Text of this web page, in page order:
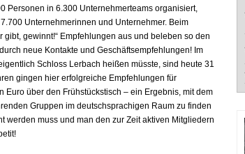
Personen in 6.300 Unternehmerteams organisiert,
Unternehmerinnen und Unternehmer. Beim
gibt, gewinnt!“ Empfehlungen aus und beleben so den
neue Kontakte und Geschäftsempfehlungen! Im
Schloss Lerbach heißen müsste, sind heute 31
gingen hier erfolgreiche Empfehlungen für
Euro über den Frühstückstisch – ein Ergebnis, mit dem
Gruppen im deutschsprachigen Raum zu finden
werden muss und man den zur Zeit aktiven Mitgliedern